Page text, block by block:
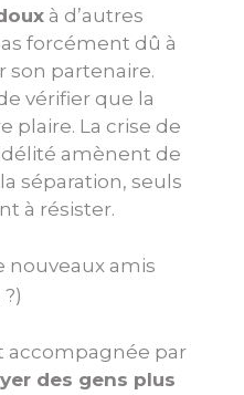
à d’autres
forcément dû à
son partenaire.
vérifier que la
plaire. La crise de
amènent de
séparation, seuls
à résister.
nouveaux amis
accompagnée par
des gens plus